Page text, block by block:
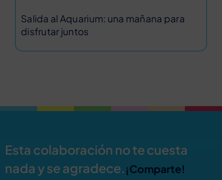
Salida al Aquarium: una mañana para
disfrutar juntos
Esta colaboración no te cuesta
nada y se agradece.¡Comparte!